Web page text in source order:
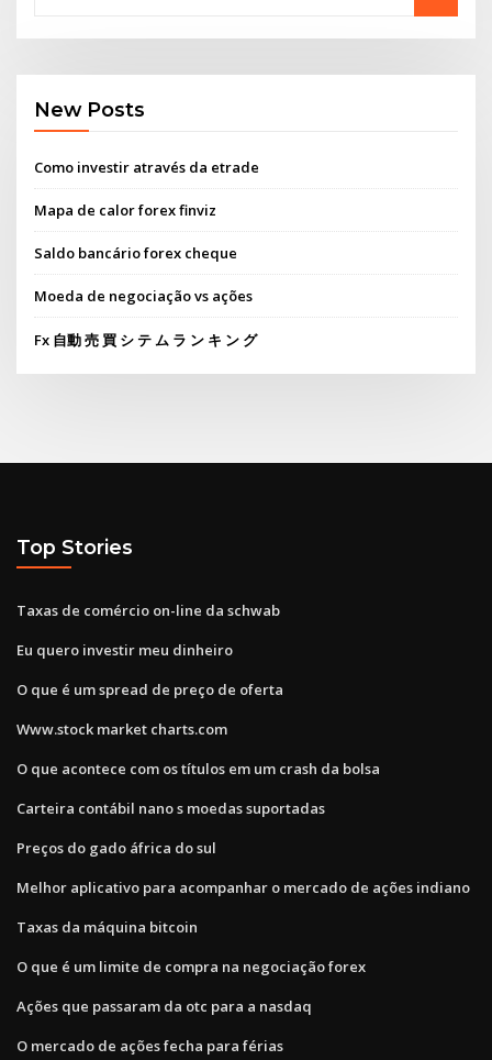
New Posts
Como investir através da etrade
Mapa de calor forex finviz
Saldo bancário forex cheque
Moeda de negociação vs ações
Fx 自動 売 買 シ テ ム ラ ン キ ン グ
Top Stories
Taxas de comércio on-line da schwab
Eu quero investir meu dinheiro
O que é um spread de preço de oferta
Www.stock market charts.com
O que acontece com os títulos em um crash da bolsa
Carteira contábil nano s moedas suportadas
Preços do gado áfrica do sul
Melhor aplicativo para acompanhar o mercado de ações indiano
Taxas da máquina bitcoin
O que é um limite de compra na negociação forex
Ações que passaram da otc para a nasdaq
O mercado de ações fecha para férias